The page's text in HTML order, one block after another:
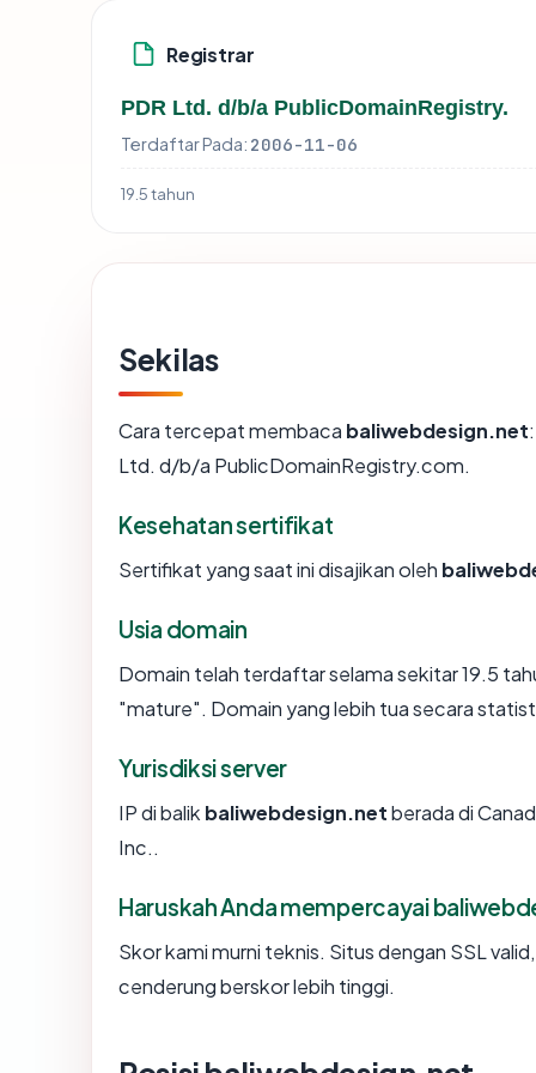
Registrar
PDR Ltd. d/b/a PublicDomainRegistry.
Terdaftar Pada: 2006-11-06
19.5 tahun
Sekilas
Cara tercepat membaca baliwebdesign.net
Ltd. d/b/a PublicDomainRegistry.com.
Kesehatan sertifikat
Sertifikat yang saat ini disajikan oleh
Usia domain
Domain telah terdaftar selama sekitar 19.5
"mature". Domain yang lebih tua secara
Yurisdiksi server
IP di balik baliwebdesign.netberada di
Inc..
Haruskah Anda mempercayai
Skor kami murni teknis. Situs dengan SSL
cenderung berskor lebih tinggi.